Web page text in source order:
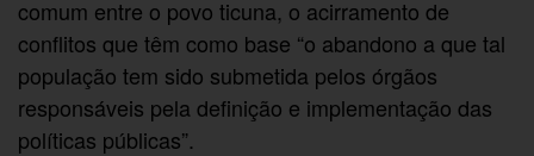
comum entre o povo ticuna, o acirramento de
conflitos que têm como base “o abandono a que tal
população tem sido submetida pelos órgãos
responsáveis pela definição e implementação das
políticas públicas”.